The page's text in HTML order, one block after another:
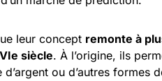
leur concept remonte à
siècle. À l’origine, ils
d’argent ou d’autres formes